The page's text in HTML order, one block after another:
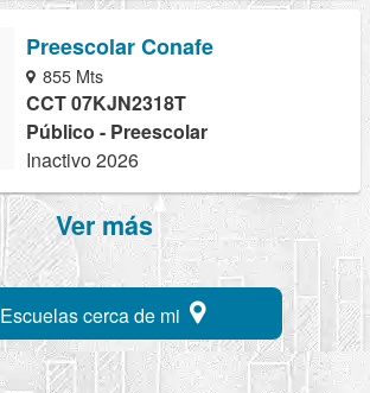
Preescolar Conafe
855 Mts
CCT 07KJN2318T
Público - Preescolar
Inactivo 2026
Ver más
Escuelas cerca de mi